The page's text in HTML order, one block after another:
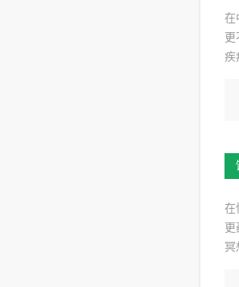
在
疾
在
冥